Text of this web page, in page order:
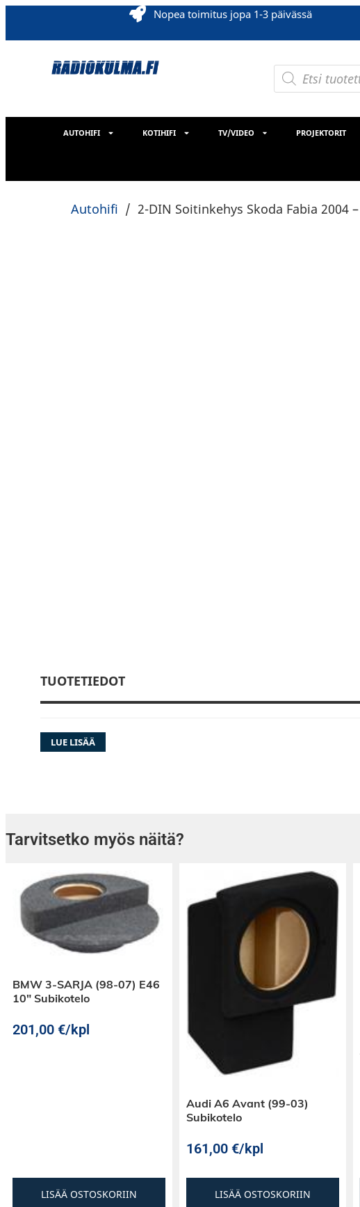
Nopea toimitus jopa 1-3 päivässä
AUTOHIFI KOTIHIFI TV/VIDEO PROJEKTORIT
Autohifi / 2-DIN Soitinkehys Skoda Fabia 2004
TUOTETIEDOT
LUE LISÄÄ
Tarvitsetko myös näitä?
BMW 3-SARJA (98-07) E46
10″ Subikotelo
201,00 €/kpl
LISÄÄ OSTOSKORIIN
Audi A6 Avant (99-03)
Subikotelo
161,00 €/kpl
LISÄÄ OSTOSKORIIN